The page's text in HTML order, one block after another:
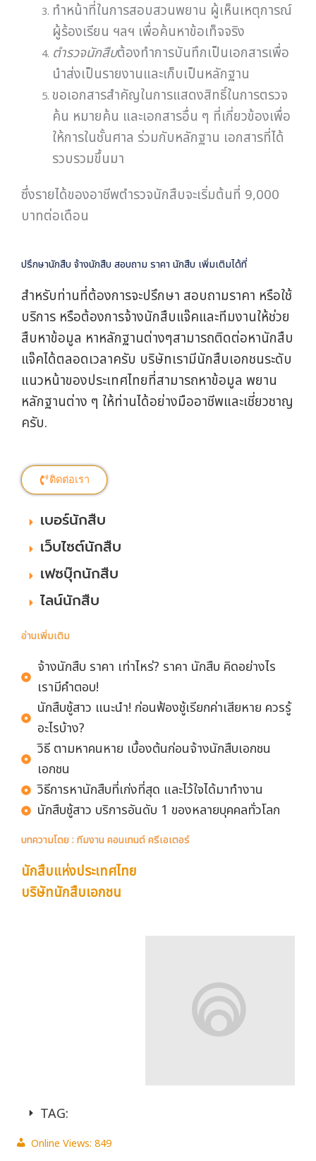
ค้น หมายค้น และเอกสารอื่น ๆ ที่เกี่ยวข้องเพื่อ
ให้การในชั้นศาล ร่วมกับหลักฐาน เอกสารที่ได้
รวบรวมขึ้นมา
ซึ่งรายได้ของอาชีพตำรวจนักสืบจะเริ่มต้นที่ 9,000
บาทต่อเดือน
สำหรับท่านที่ต้องการจะปรึกษา สอบถามราคา หรือใช้
บริการ หรือต้องการจ้างนักสืบแจ๊คและทีมงานให้ช่วย
แจ๊คได้ตลอดเวลาครับ บริษัทเรามีนักสืบเอกชนระดับ
แนวหน้าของประเทศไทยที่สามารถหาข้อมูล พยาน
หลักฐานต่าง ๆ ให้ท่านได้อย่างมืออาชีพและเชี่ยวชาญ
ครับ.
ติดต่อเรา
เบอร์นักสืบ
เฟซบุ๊กนักสืบ
ไลน์นักสืบ
อ่านเพิ่มเติม
จ้างนักสืบ ราคา เท่าไหร่? ราคา นักสืบ คิดอย่างไร
เรามีคำตอบ!
อะไรบ้าง?
วิธี ตามหาคนหาย เบื้องต้นก่อนจ้างนักสืบเอกชน
เอกชน
วิธีการหานักสืบที่เก่งที่สุด และไว้ใจได้มาทำงาน
นักสืบชู้สาว บริการอันดับ 1 ของหลายบุคคลทั่วโลก
บทความโดย : ทีมงาน คอนเทนต์ ครีเอเตอร์
นักสืบแห่งประเทศไทย
บริษัทนักสืบเอกชน
Online Views: